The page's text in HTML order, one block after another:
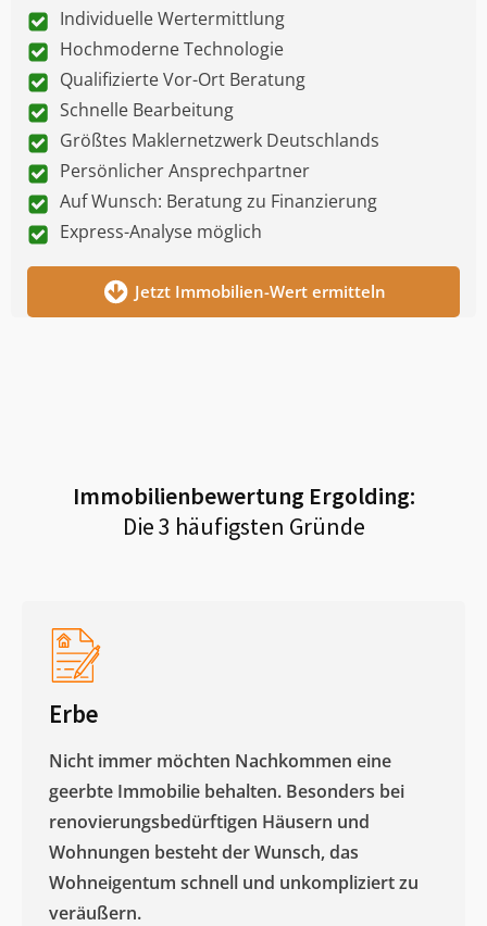
Individuelle Wertermittlung
Hochmoderne Technologie
Qualifizierte Vor-Ort Beratung
Schnelle Bearbeitung
Größtes Maklernetzwerk Deutschlands
Persönlicher Ansprechpartner
Auf Wunsch: Beratung zu Finanzierung
Express-Analyse möglich
Jetzt Immobilien-Wert ermitteln
Immobilienbewertung Ergolding:
Die 3 häufigsten Gründe
Erbe
Nicht immer möchten Nachkommen eine
geerbte Immobilie behalten. Besonders bei
renovierungsbedürftigen Häusern und
Wohnungen besteht der Wunsch, das
Wohneigentum schnell und unkompliziert zu
veräußern. ​